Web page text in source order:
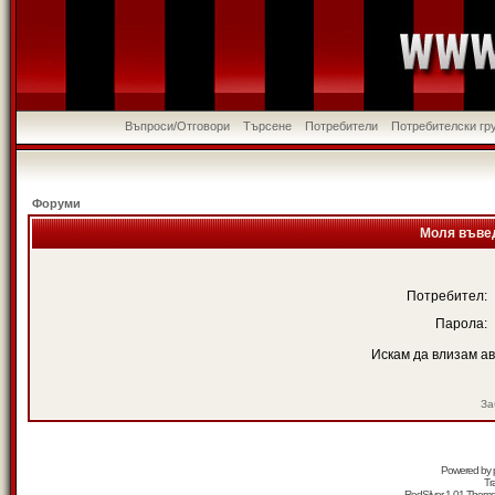
Въпроси/Отговори Търсене Потребители Потребителски
Форуми
Моля
Потребител:
Парола:
Искам да влизам
Powered by